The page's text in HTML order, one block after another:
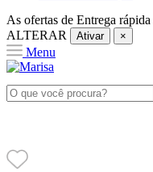
As ofertas de Entrega rápida
ALTERAR
Ativar ×
Menu